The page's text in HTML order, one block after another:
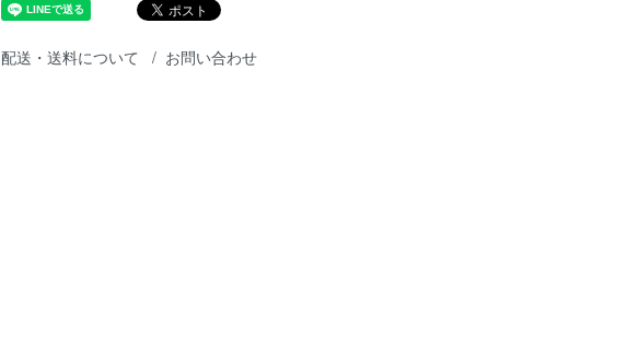
配送・送料について お問い合わせ